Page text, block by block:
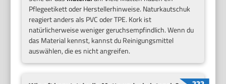
Pflegeetikett oder Herstellerhinweise. Naturkautschuk
reagiert anders als PVC oder TPE. Kork ist
natürlicherweise weniger geruchsempfindlich. Wenn du
das Material kennst, kannst du Reinigungsmittel
auswählen, die es nicht angreifen.